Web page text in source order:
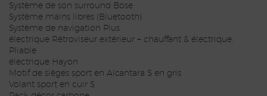
Système de son surround Bose
Système mains libres (Bluetooth)
Système de navigation Plus
électrique Rétroviseur extérieur + chauffant & électrique.
Pliable
électrique Hayon
Motif de sièges sport en Alcantara S en gris
Volant sport en cuir S